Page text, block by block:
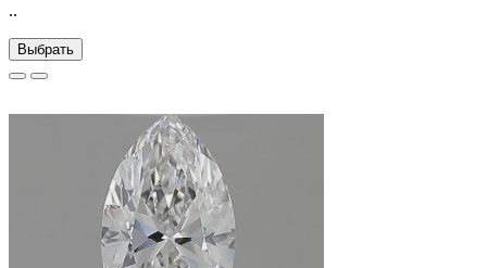
..
Выбрать